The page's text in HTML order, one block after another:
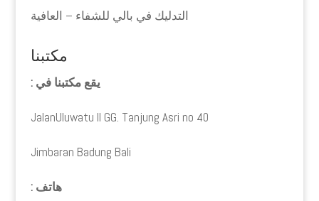
التدليك في بالي للشفاء – العافية
مكتبنا
يقع مكتبنا في :
JalanUluwatu II GG. Tanjung Asri no 40
Jimbaran Badung Bali
هاتف :